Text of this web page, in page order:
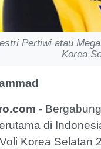
Pertiwi atau
Korea
-
di
Korea Selatan